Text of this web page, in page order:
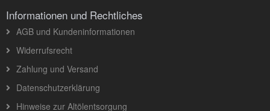
Informationen und Rechtliches
AGB und Kundeninformationen
Widerrufsrecht
Zahlung und Versand
Datenschutzerklärung
Hinweise zur Altölentsorgung